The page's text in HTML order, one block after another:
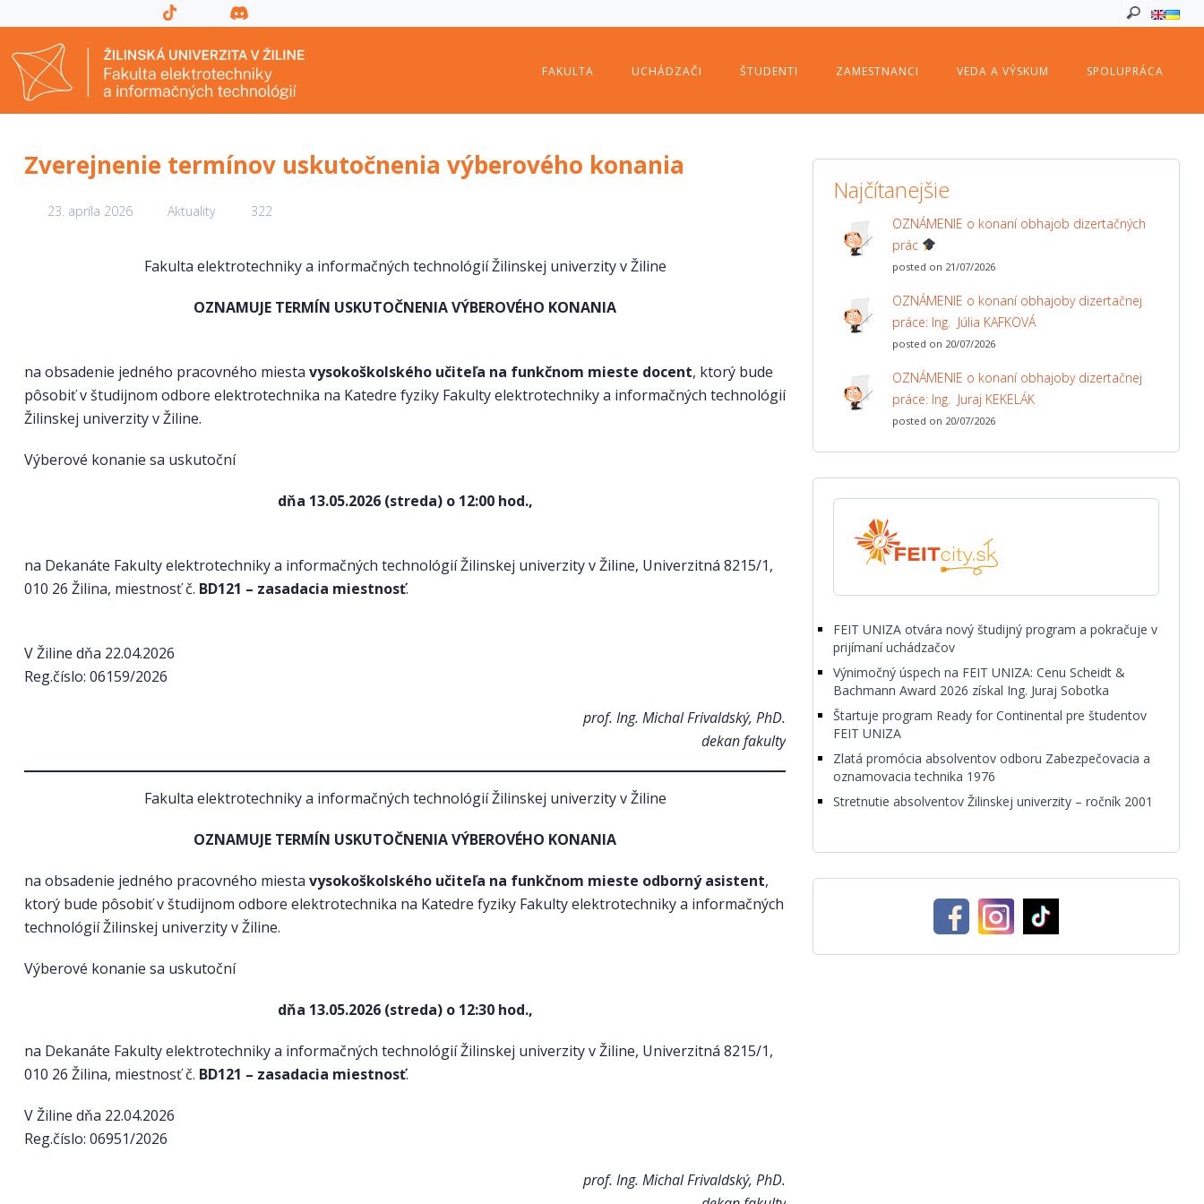
FAKULTA UCHÁDZAČI ŠTUDENTI ZAMESTNANCI VEDA A VÝSKUM SPOLUPRÁCA
Zverejnenie termínov uskutočnenia výberového konania
23. apríla 2026 Aktuality 322
Fakulta elektrotechniky a informačných technológií Žilinskej univerzity v Žiline
OZNAMUJE TERMÍN USKUTOČNENIA VÝBEROVÉHO KONANIA
na obsadenie jedného pracovného miesta vysokoškolského učiteľa na funkčnom mieste docent, ktorý bude
pôsobiť v študijnom odbore elektrotechnika na Katedre fyziky Fakulty elektrotechniky a informačných technológií
Žilinskej univerzity v Žiline.
Výberové konanie sa uskutoční
dňa 13.05.2026 (streda) o 12:00 hod.,
na Dekanáte Fakulty elektrotechniky a informačných technológií Žilinskej univerzity v Žiline, Univerzitná 8215/1,
010 26 Žilina, miestnosť č. BD121 – zasadacia miestnosť.
V Žiline dňa 22.04.2026
Reg.číslo: 06159/2026
prof. Ing. Michal Frivaldský, PhD.
dekan fakulty
Fakulta elektrotechniky a informačných technológií Žilinskej univerzity v Žiline
OZNAMUJE TERMÍN USKUTOČNENIA VÝBEROVÉHO KONANIA
na obsadenie jedného pracovného miesta vysokoškolského učiteľa na funkčnom mieste odborný asistent,
ktorý bude pôsobiť v študijnom odbore elektrotechnika na Katedre fyziky Fakulty elektrotechniky a informačných
technológií Žilinskej univerzity v Žiline.
Výberové konanie sa uskutoční
dňa 13.05.2026 (streda) o 12:30 hod.,
na Dekanáte Fakulty elektrotechniky a informačných technológií Žilinskej univerzity v Žiline, Univerzitná 8215/1,
010 26 Žilina, miestnosť č. BD121 – zasadacia miestnosť.
V Žiline dňa 22.04.2026
Reg.číslo: 06951/2026
prof. Ing. Michal Frivaldský, PhD.
Najčítanejšie
OZNÁMENIE o konaní obhajob dizertačných
prác
posted on 21/07/2026
OZNÁMENIE o konaní obhajoby dizertačnej
práce: Ing. Júlia KAFKOVÁ
posted on 20/07/2026
OZNÁMENIE o konaní obhajoby dizertačnej
práce: Ing. Juraj KEKELÁK
posted on 20/07/2026
FEIT UNIZA otvára nový študijný program a pokračuje v
prijímaní uchádzačov
Výnimočný úspech na FEIT UNIZA: Cenu Scheidt &
Bachmann Award 2026 získal Ing. Juraj Sobotka
Štartuje program Ready for Continental pre študentov
FEIT UNIZA
Zlatá promócia absolventov odboru Zabezpečovacia a
oznamovacia technika 1976
Stretnutie absolventov Žilinskej univerzity – ročník 2001